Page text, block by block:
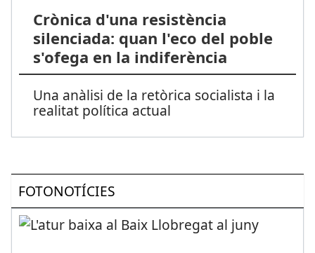
Crònica d'una resistència
silenciada: quan l'eco del poble
s'ofega en la indiferència
Una anàlisi de la retòrica socialista i la
realitat política actual
FOTONOTÍCIES